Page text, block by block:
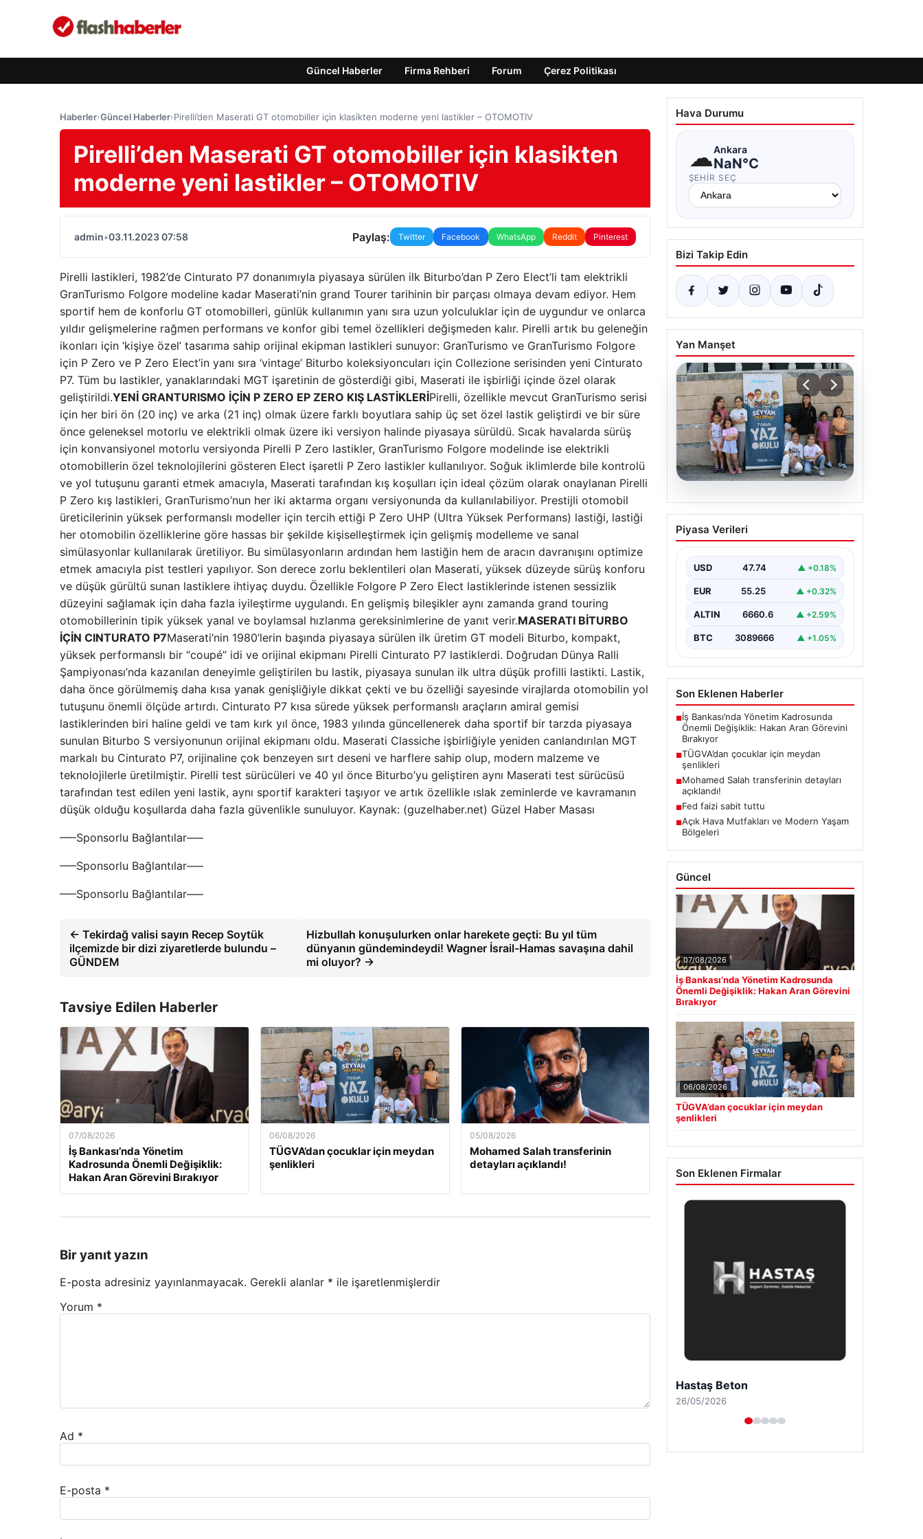
Güncel Haberler Firma Rehberi Forum Çerez Politikası
Haberler›Güncel Haberler›Pirelli’den Maserati GT otomobiller için klasikten moderne yeni lastikler – OTOMOTIV
Pirelli’den Maserati GT otomobiller için klasikten
moderne yeni lastikler – OTOMOTIV
admin•03.11.2023 07:58 Paylaş: Twitter Facebook WhatsApp Reddit Pinterest
Pirelli lastikleri, 1982’de Cinturato P7 donanımıyla piyasaya sürülen ilk Biturbo’dan P Zero Elect’li tam elektrikli
GranTurismo Folgore modeline kadar Maserati’nin grand Tourer tarihinin bir parçası olmaya devam ediyor. Hem
sportif hem de konforlu GT otomobilleri, günlük kullanımın yanı sıra uzun yolculuklar için de uygundur ve onlarca
yıldır gelişmelerine rağmen performans ve konfor gibi temel özellikleri değişmeden kalır. Pirelli artık bu geleneğin
ikonları için ‘kişiye özel’ tasarıma sahip orijinal ekipman lastikleri sunuyor: GranTurismo ve GranTurismo Folgore
için P Zero ve P Zero Elect’in yanı sıra ‘vintage’ Biturbo koleksiyoncuları için Collezione serisinden yeni Cinturato
P7. Tüm bu lastikler, yanaklarındaki MGT işaretinin de gösterdiği gibi, Maserati ile işbirliği içinde özel olarak
geliştirildi.YENİ GRANTURISMO İÇİN P ZERO EP ZERO KIŞ LASTİKLERİPirelli, özellikle mevcut GranTurismo serisi
için her biri ön (20 inç) ve arka (21 inç) olmak üzere farklı boyutlara sahip üç set özel lastik geliştirdi ve bir süre
önce geleneksel motorlu ve elektrikli olmak üzere iki versiyon halinde piyasaya sürüldü. Sıcak havalarda sürüş
için konvansiyonel motorlu versiyonda Pirelli P Zero lastikler, GranTurismo Folgore modelinde ise elektrikli
otomobillerin özel teknolojilerini gösteren Elect işaretli P Zero lastikler kullanılıyor. Soğuk iklimlerde bile kontrolü
ve yol tutuşunu garanti etmek amacıyla, Maserati tarafından kış koşulları için ideal çözüm olarak onaylanan Pirelli
P Zero kış lastikleri, GranTurismo’nun her iki aktarma organı versiyonunda da kullanılabiliyor. Prestijli otomobil
üreticilerinin yüksek performanslı modeller için tercih ettiği P Zero UHP (Ultra Yüksek Performans) lastiği, lastiği
her otomobilin özelliklerine göre hassas bir şekilde kişiselleştirmek için gelişmiş modelleme ve sanal
simülasyonlar kullanılarak üretiliyor. Bu simülasyonların ardından hem lastiğin hem de aracın davranışını optimize
etmek amacıyla pist testleri yapılıyor. Son derece zorlu beklentileri olan Maserati, yüksek düzeyde sürüş konforu
ve düşük gürültü sunan lastiklere ihtiyaç duydu. Özellikle Folgore P Zero Elect lastiklerinde istenen sessizlik
düzeyini sağlamak için daha fazla iyileştirme uygulandı. En gelişmiş bileşikler aynı zamanda grand touring
otomobillerinin tipik yüksek yanal ve boylamsal hızlanma gereksinimlerine de yanıt verir.MASERATI BİTURBO
İÇİN CINTURATO P7Maserati’nin 1980’lerin başında piyasaya sürülen ilk üretim GT modeli Biturbo, kompakt,
yüksek performanslı bir “coupé” idi ve orijinal ekipmanı Pirelli Cinturato P7 lastiklerdi. Doğrudan Dünya Ralli
Şampiyonası’nda kazanılan deneyimle geliştirilen bu lastik, piyasaya sunulan ilk ultra düşük profilli lastikti. Lastik,
daha önce görülmemiş daha kısa yanak genişliğiyle dikkat çekti ve bu özelliği sayesinde virajlarda otomobilin yol
tutuşunu önemli ölçüde artırdı. Cinturato P7 kısa sürede yüksek performanslı araçların amiral gemisi
lastiklerinden biri haline geldi ve tam kırk yıl önce, 1983 yılında güncellenerek daha sportif bir tarzda piyasaya
sunulan Biturbo S versiyonunun orijinal ekipmanı oldu. Maserati Classiche işbirliğiyle yeniden canlandırılan MGT
markalı bu Cinturato P7, orijinaline çok benzeyen sırt deseni ve harflere sahip olup, modern malzeme ve
teknolojilerle üretilmiştir. Pirelli test sürücüleri ve 40 yıl önce Biturbo’yu geliştiren aynı Maserati test sürücüsü
tarafından test edilen yeni lastik, aynı sportif karakteri taşıyor ve artık özellikle ıslak zeminlerde ve kavramanın
düşük olduğu koşullarda daha fazla güvenlikle sunuluyor. Kaynak: (guzelhaber.net) Güzel Haber Masası
—–Sponsorlu Bağlantılar—–
—–Sponsorlu Bağlantılar—–
—–Sponsorlu Bağlantılar—–
← Tekirdağ valisi sayın Recep Soytük
ilçemizde bir dizi ziyaretlerde bulundu –
GÜNDEM
Hizbullah konuşulurken onlar harekete geçti: Bu yıl tüm
dünyanın gündemindeydi! Wagner İsrail-Hamas savaşına dahil
mi oluyor? →
Tavsiye Edilen Haberler
07/08/2026
İş Bankası’nda Yönetim
Kadrosunda Önemli Değişiklik:
Hakan Aran Görevini Bırakıyor
06/08/2026
TÜGVA’dan çocuklar için meydan
şenlikleri
05/08/2026
Mohamed Salah transferinin
detayları açıklandı!
Bir yanıt yazın
E-posta adresiniz yayınlanmayacak. Gerekli alanlar * ile işaretlenmişlerdir
Yorum *
Ad *
E-posta *
Hava Durumu
☁Ankara
NaN°C
ŞEHIR SEÇ
Bizi Takip Edin
Yan Manşet
06.08.2026
TÜGVA’dan çocuklar için
meydan şenlikleri
Piyasa Verileri
USD 47.74 ▲ +0.18%
EUR 55.25 ▲ +0.32%
ALTIN 6660.6 ▲ +2.59%
BTC 3089666 ▲ +1.05%
Son Eklenen Haberler
■İş Bankası’nda Yönetim Kadrosunda
Önemli Değişiklik: Hakan Aran Görevini
Bırakıyor
■TÜGVA’dan çocuklar için meydan
şenlikleri
■Mohamed Salah transferinin detayları
açıklandı!
■Fed faizi sabit tuttu
■Açık Hava Mutfakları ve Modern Yaşam
Bölgeleri
Güncel
07/08/2026
İş Bankası’nda Yönetim Kadrosunda
Önemli Değişiklik: Hakan Aran Görevini
Bırakıyor
06/08/2026
TÜGVA’dan çocuklar için meydan
şenlikleri
Son Eklenen Firmalar
Hastaş Beton
26/05/2026